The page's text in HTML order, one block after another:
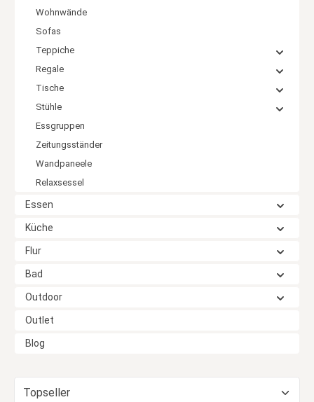
Wohnwände
Sofas
Teppiche
Regale
Tische
Stühle
Essgruppen
Zeitungsständer
Wandpaneele
Relaxsessel
Essen
Küche
Flur
Bad
Outdoor
Outlet
Blog